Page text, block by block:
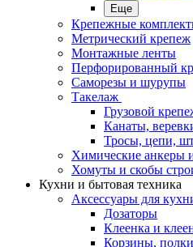
Еще
Крепежные
Метрический крепеж
Монтажные ленты
Перфорированный
Саморезы и шурупы
Такелаж
Грузовой
Канаты,
Тросы, цепи,
Химические анкеры
Хомуты и скобы
Кухни и бытовая техника
Аксессуары для
Дозаторы
Клеенка и
Корзины,